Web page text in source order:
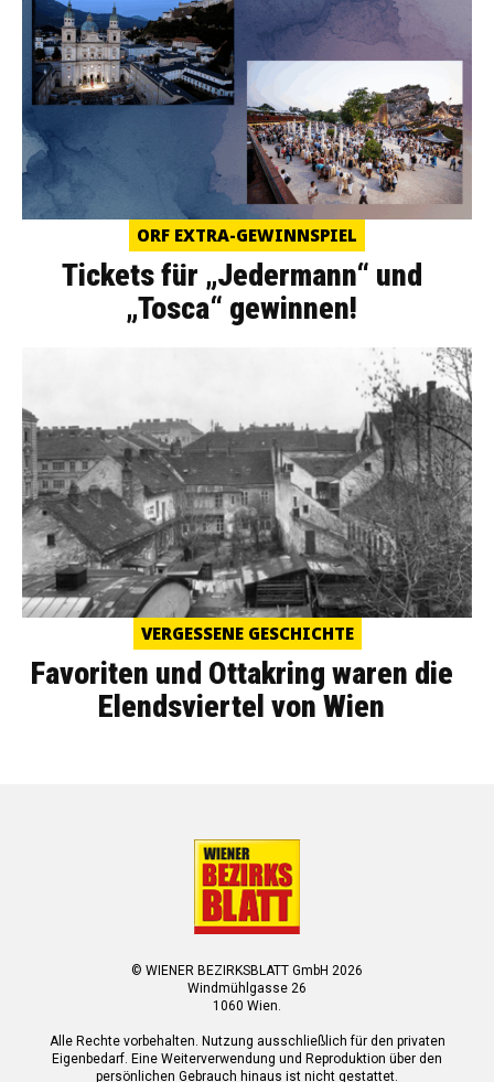
ORF EXTRA-GEWINNSPIEL
Tickets für „Jedermann“ und
„Tosca“ gewinnen!
VERGESSENE GESCHICHTE
Favoriten und Ottakring waren die
Elendsviertel von Wien
© WIENER BEZIRKSBLATT GmbH 2026
Windmühlgasse 26
1060 Wien.
Alle Rechte vorbehalten. Nutzung ausschließlich für den privaten
Eigenbedarf. Eine Weiterverwendung und Reproduktion über den
persönlichen Gebrauch hinaus ist nicht gestattet.